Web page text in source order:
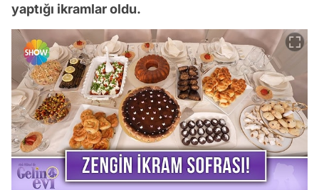
yaptığı ikramlar oldu.